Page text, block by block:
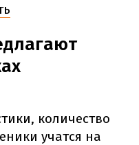
количество
учатся на